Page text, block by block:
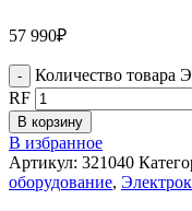
57 990₽
Количество товара
RF
В корзину
В избранное
Артикул: 321040
оборудование,